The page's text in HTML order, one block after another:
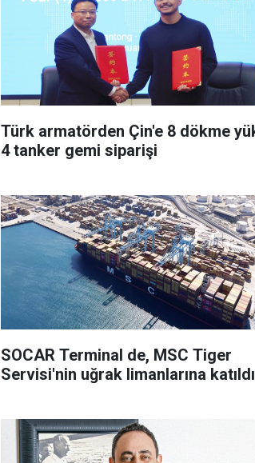
Türk armatörden Çin'e 8 dökme
4 tanker gemi siparişi
SOCAR Terminal de, MSC Tiger
Servisi'nin uğrak limanlarına katıldı